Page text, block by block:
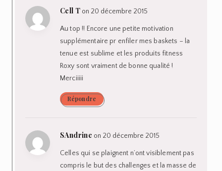
Cell T on 20 décembre 2015
Au top !! Encore une petite motivation
supplémentaire pr enfiler mes baskets – la
tenue est sublime et les produits fitness
Roxy sont vraiment de bonne qualité !
Merciiiii
Répondre
SAndrine on 20 décembre 2015
Celles qui se plaignent n’ont visiblement pas
compris le but des challenges et la masse de